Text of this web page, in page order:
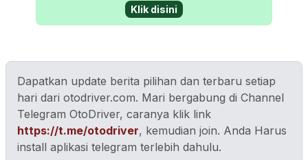
Klik disini
Dapatkan update berita pilihan dan terbaru setiap
hari dari otodriver.com. Mari bergabung di Channel
Telegram OtoDriver, caranya klik link
https://t.me/otodriver, kemudian join. Anda Harus
install aplikasi telegram terlebih dahulu.